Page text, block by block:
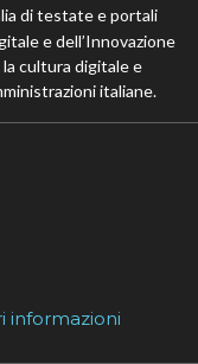
di testate e portali
e dell’Innovazione
cultura digitale e
italiane.
informazioni